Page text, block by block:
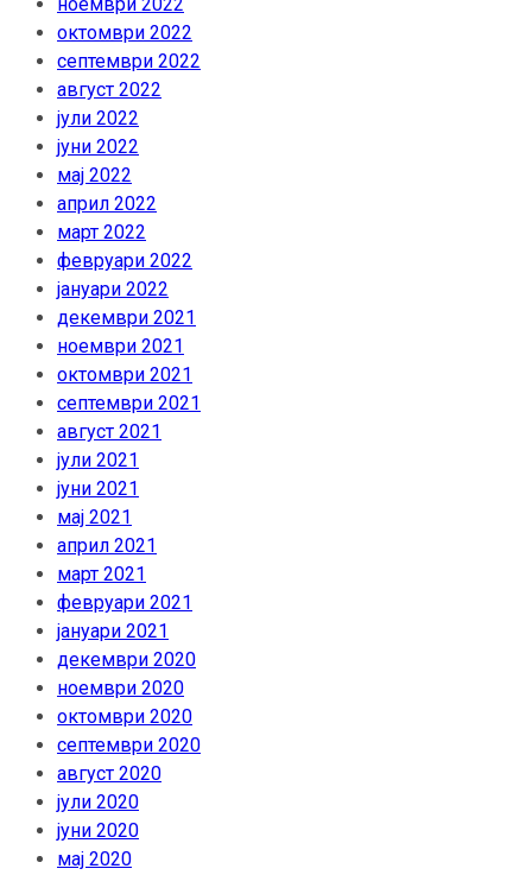
октомври 2022
септември 2022
август 2022
јули 2022
јуни 2022
мај 2022
април 2022
март 2022
февруари 2022
јануари 2022
декември 2021
ноември 2021
октомври 2021
септември 2021
август 2021
јули 2021
јуни 2021
мај 2021
април 2021
март 2021
февруари 2021
јануари 2021
декември 2020
ноември 2020
октомври 2020
септември 2020
август 2020
јули 2020
јуни 2020
мај 2020